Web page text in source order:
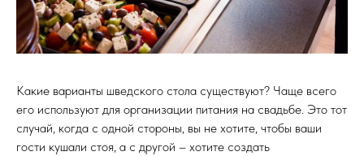
Какие варианты шведского стола существуют? Чаще всего
его используют для организации питания на свадьбе. Это тот
случай, когда с одной стороны, вы не хотите, чтобы ваши
гости кушали стоя, а с другой – хотите создать